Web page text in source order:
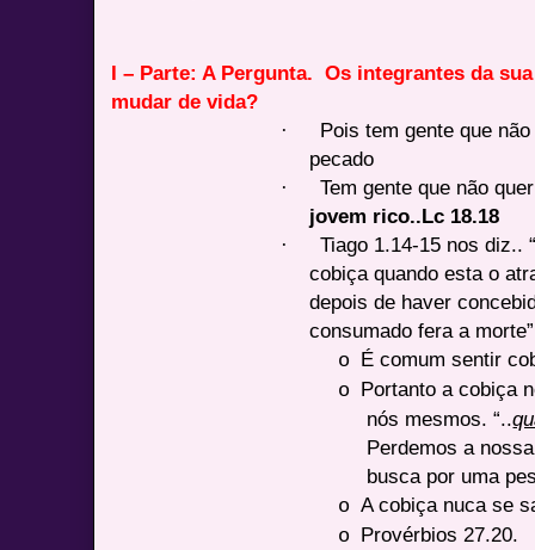
I – Parte: A Pergunta. Os integrantes da
mudar de vida?
·
Pois tem gente que
pecado
·
Tem gente que não
jovem rico..Lc 18.18
·
Tiago 1.14-15 nos diz..
cobiça quando esta o
depois de haver
consumado fera a morte”
o É comum sentir
o Portanto a cobiça
nós mesmos. “..
Perdemos a
busca por uma
o A cobiça nuca se
o Provérbios 27.20.